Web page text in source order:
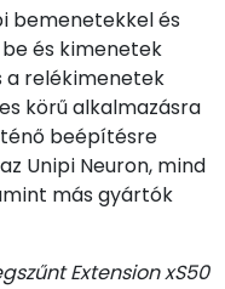
bemenetekkel és
be és kimenetek
a relékimenetek
körű alkalmazásra
beépítésre
Unipi Neuron, mind
más gyártók
Extension xS50